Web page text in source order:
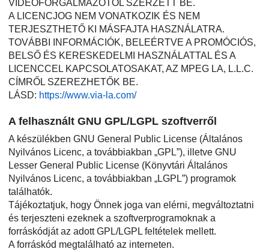
VIDEOFORGALMAZÓTÓL SZERZETT BE.
A LICENCJOG NEM VONATKOZIK ÉS NEM
TERJESZTHETŐ KI MÁSFAJTA HASZNÁLATRA.
TOVÁBBI INFORMÁCIÓK, BELEÉRTVE A PROMÓCIÓS,
BELSŐ ÉS KERESKEDELMI HASZNÁLATTAL ÉS A
LICENCCEL KAPCSOLATOSAKAT, AZ MPEG LA, L.L.C.
CÍMRŐL SZEREZHETŐK BE.
LÁSD: https://www.via-la.com/
A felhasznált GNU GPL/LGPL szoftverről
A készülékben GNU General Public License (Általános
Nyilvános Licenc, a továbbiakban „GPL”), illetve GNU
Lesser General Public License (Könyvtári Általános
Nyilvános Licenc, a továbbiakban „LGPL”) programok
találhatók.
Tájékoztatjuk, hogy Önnek joga van elérni, megváltoztatni
és terjeszteni ezeknek a szoftverprogramoknak a
forráskódját az adott GPL/LGPL feltételek mellett.
A forráskód megtalálható az interneten.